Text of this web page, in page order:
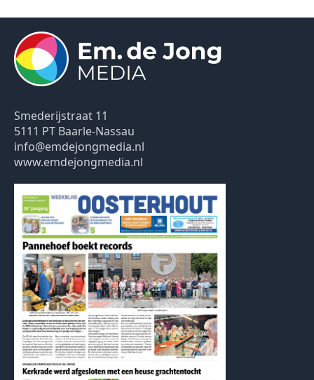
Smederijstraat 11
5111 PT Baarle-Nassau
info@emdejongmedia.nl
www.emdejongmedia.nl